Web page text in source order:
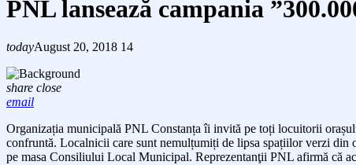
PNL lansează campania
todayAugust 20, 2018 14
share close
email
Organizația municipală PNL Constanța îi invită pe toți locuitorii
confruntă. Localnicii care sunt nemulțumiți de lipsa spațiilor verzi din
pe masa Consiliului Local Municipal. Reprezentanţii PNL afirmă că